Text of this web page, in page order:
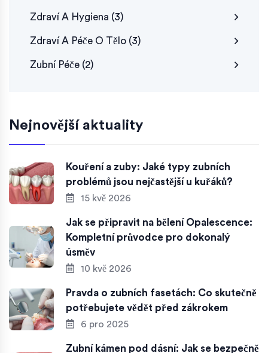
Zdraví A Hygiena (3)
Zdraví A Péče O Tělo (3)
Zubní Péče (2)
Nejnovější aktuality
Kouření a zuby: Jaké typy zubních
problémů jsou nejčastější u kuřáků?
15 kvě 2026
Jak se připravit na bělení Opalescence:
Kompletní průvodce pro dokonalý
úsměv
10 kvě 2026
Pravda o zubních fasetách: Co skutečně
potřebujete vědět před zákrokem
6 pro 2025
Zubní kámen pod dásní: Jak se bezpečně